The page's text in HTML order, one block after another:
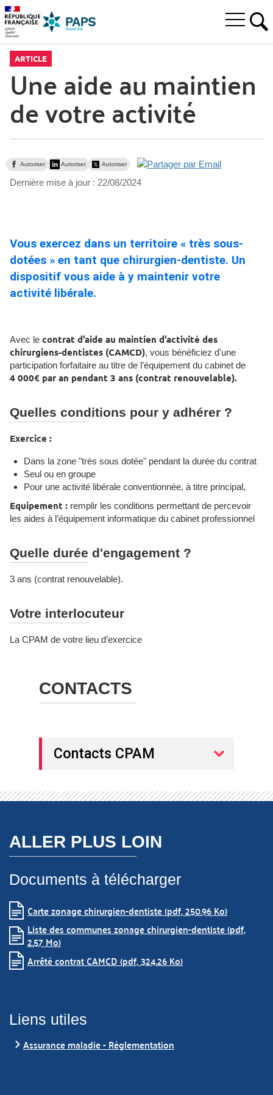
Aller
la
Aller
au
menu
Aller
au
contenu
Ouvrir
ARTICLE
Une aide au maintien
de votre activité
Autoriser Autoriser Autoriser
Dernière mise à jour : 22/08/2024
Vous exercez dans un territoire « très sous-
dotées » en tant que chirurgien-dentiste. Un
dispositif vous aide à y maintenir votre
activité libérale.
Avec le contrat d’aide au maintien d’activité des
chirurgiens-dentistes (CAMCD), vous bénéficiez d'une
participation forfaitaire au titre de l’équipement du cabinet de
4 000€ par an pendant 3 ans (contrat renouvelable).
Quelles conditions pour y adhérer ?
Exercice :
Dans la zone "très sous dotée" pendant la durée du contrat
Seul ou en groupe
Pour une activité libérale conventionnée, à titre principal,
Equipement : remplir les conditions permettant de percevoir
les aides à l’équipement informatique du cabinet professionnel
Quelle durée d'engagement ?
3 ans (contrat renouvelable).
Votre interlocuteur
La CPAM de votre lieu d’exercice
CONTACTS
Contacts CPAM
ALLER PLUS LOIN
Documents à télécharger
Carte zonage chirurgien-dentiste (pdf, 250.96 Ko)
Liste des communes zonage chirurgien-dentiste (pdf,
2.57 Mo)
Arrêté contrat CAMCD (pdf, 324.26 Ko)
Liens utiles
Assurance maladie - Règlementation